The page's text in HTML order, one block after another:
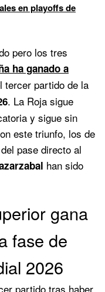
en playoffs de
pero los tres
ha ganado a
tercer partido de la
. La Roja sigue
y sigue sin
este triunfo, los de
pase directo al
han sido
gana
fase de
2026
partido tras haber